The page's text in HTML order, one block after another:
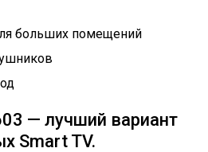
больших помещений
— лучший вариант
Smart TV.